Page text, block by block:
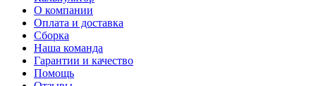
О компании
Оплата и доставка
Сборка
Наша команда
Гарантии и качество
Помощь